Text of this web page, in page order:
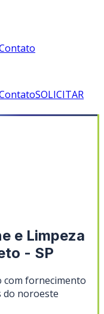
SOLICITAR
e Limpeza
- SP
com fornecimento
do noroeste